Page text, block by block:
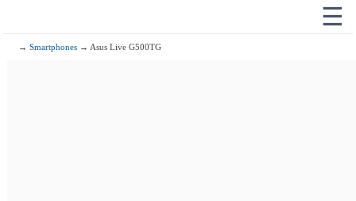
☰
→Smartphones → Asus Live G500TG